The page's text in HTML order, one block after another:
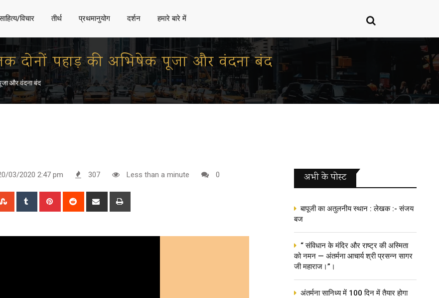
विचार तीर्थ प्रथमानुयोग दर्शन हमारे बारे में
तक दोनों पहाड़ की अभिषेक पूजा और वंदना बंद
और वंदना बंद
03/2020 2:47 pm 307 Less than a minute 0
StumbleUpon
Tumblr Pinterest Reddit
Share
अभी के पोस्‍ट
बापूजी का अतुलनीय स्थान : लेखक :- संजय
बज
“ संविधान के मंदिर और राष्ट्र की अस्मिता
को नमन — अंतर्मना आचार्य श्री प्रसन्न सागर
जी महाराज।”।
अंतर्मना सानिध्य में 100 दिन में तैयार होगा